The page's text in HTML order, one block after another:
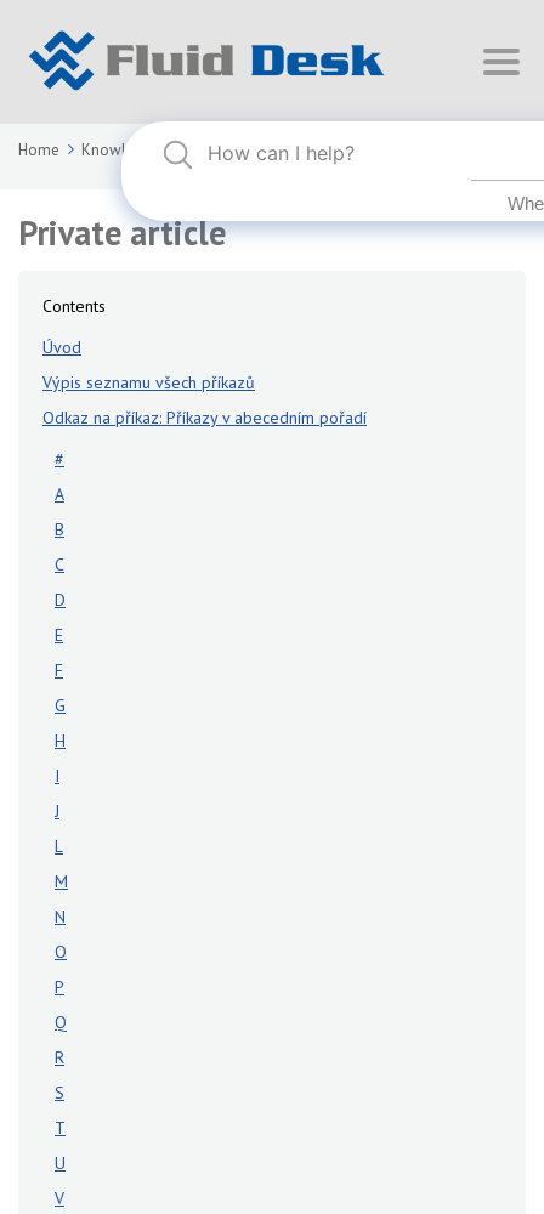
Home Knowledge Base FLUID DESK BIM 2026 [CZ]
Private article
Contents
Úvod
Výpis seznamu všech příkazů
Odkaz na příkaz: Příkazy v abecedním pořadí
#
A
B
C
D
E
F
G
H
I
J
L
M
N
O
P
Q
R
S
T
U
V